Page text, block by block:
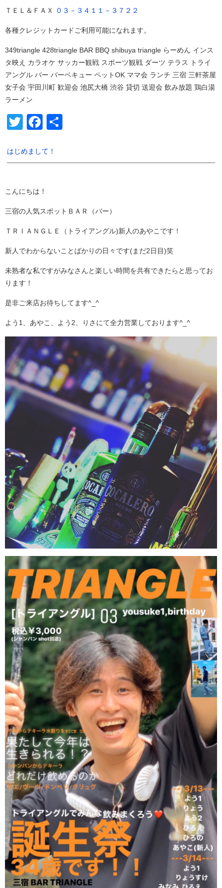
ＴＥＬ＆ＦＡＸ ０３－３４１１－３７２２
各種クレジットカードご利用可能になれます。
349triangle 428triangle BAR BBQ shibuya triangle らーめん インス
タ映え カラオケ サッカー観戦 スポーツ観戦 ダーツ テラス トライ
アングル バー バーベキュー ペットOK ママ会 ランチ 三宿 三軒茶屋
女子会 宇田川町 歓迎会 池尻大橋 渋谷 貸切 送迎会 飲み放題 鶏白湯
ラーメン
TwitterFacebook
はじめまして！
こんにちは！
三宿の人気スポットＢＡＲ（バー）
ＴＲＩＡＮＧＬＥ（トライアングル)新人のあやこです！
新人でわからないことばかりの日々です(まだ2日目)笑
未熟者な私ですがみなさんと楽しい時間を共有できたらと思ってお
ります！
是非ご来店お待ちしてます^_^
よう1、あやこ、よう2、りさにて全力営業しております^_^